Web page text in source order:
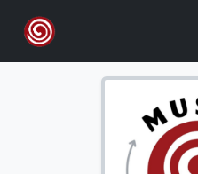
Skip to main content